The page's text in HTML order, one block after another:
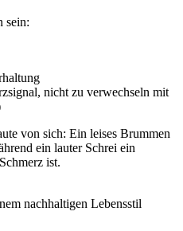
sein:
nicht zu verwechseln mit
von sich: Ein leises Brummen
ein lauter Schrei ein
ist.
nachhaltigen Lebensstil